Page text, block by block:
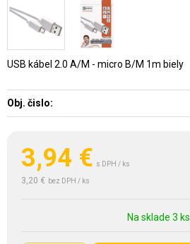
3,94 € s DPH / ks
3,20 € bez DPH / ks
Na sklade 3 ks
USB kábel 2.0 A/M - micro B/M 1m biely
Obj. čislo: